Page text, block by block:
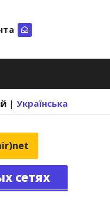
| Українська
сетях